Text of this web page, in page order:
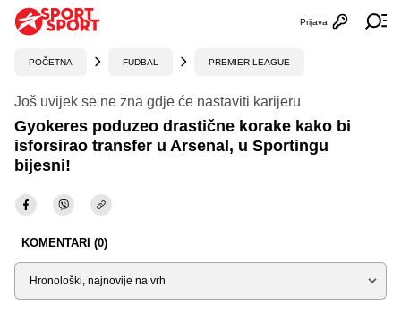
Otvori
Prijava
POČETNA FUDBAL PREMIER LEAGUE
Još uvijek se ne zna gdje će nastaviti karijeru
Gyokeres poduzeo drastične korake kako bi
isforsirao transfer u Arsenal, u Sportingu
bijesni!
KOMENTARI (0)
Sortiraj